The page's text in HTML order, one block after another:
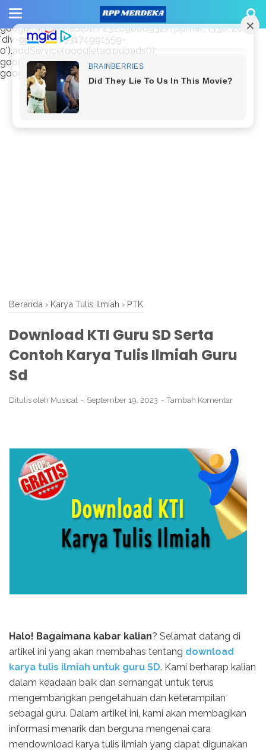
window.googletag = window.googletag || {cmd: []};
googletag.cmd.push(function() {
googletag.defineSlot('/23209888932/rppmer', [336, 280],
'div-gpt-ad-1733174991559-
0').addService(googletag.pubads());
googletag.pubads().enableSingleRequest();
googletag.enableServices(); });
Beranda › Karya Tulis Ilmiah › PTK
Download KTI Guru SD Serta
Contoh Karya Tulis Ilmiah Guru
Sd
Ditulis oleh Musical September 19, 2023 Tambah Komentar
Halo! Bagaimana kabar kalian? Selamat datang di
artikel ini yang akan membahas tentang download
karya tulis ilmiah untuk guru SD. Kami berharap kalian
dalam keadaan baik dan semangat untuk terus
mengembangkan pengetahuan dan keterampilan
sebagai guru. Dalam artikel ini, kami akan membagikan
informasi menarik dan berguna mengenai cara
mendownload karya tulis ilmiah yang dapat digunakan